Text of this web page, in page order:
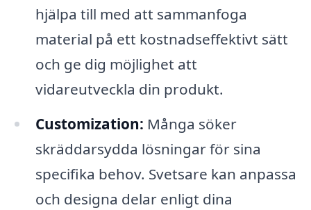
hjälpa till med att sammanfoga
material på ett kostnadseffektivt sätt
och ge dig möjlighet att
vidareutveckla din produkt.
Customization: Många söker
skräddarsydda lösningar för sina
specifika behov. Svetsare kan anpassa
och designa delar enligt dina